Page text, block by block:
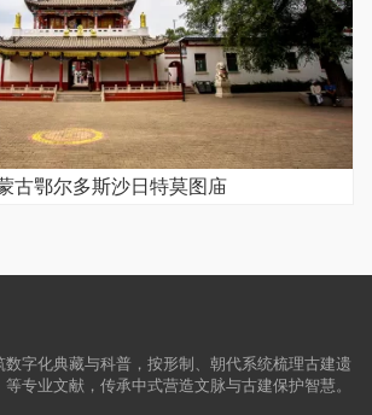
古鄂尔多斯沙日特莫图庙
字化典藏与科普，按形制、朝代系统梳理古建遗
专业文献，传承中式营造文脉与古建保护智慧。